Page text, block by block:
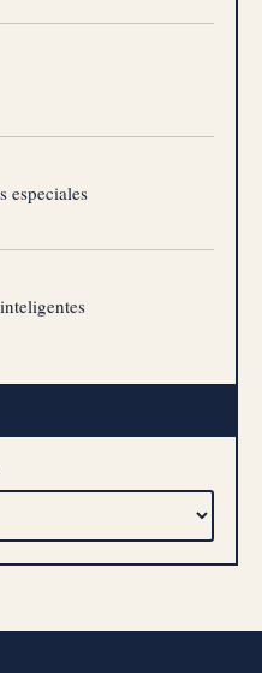
especiales